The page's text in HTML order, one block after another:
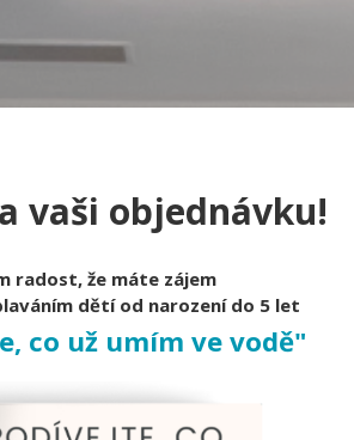
vaši objednávku!
radost, že máte zájem
dětí od narození do 5 let
co už umím ve vodě"